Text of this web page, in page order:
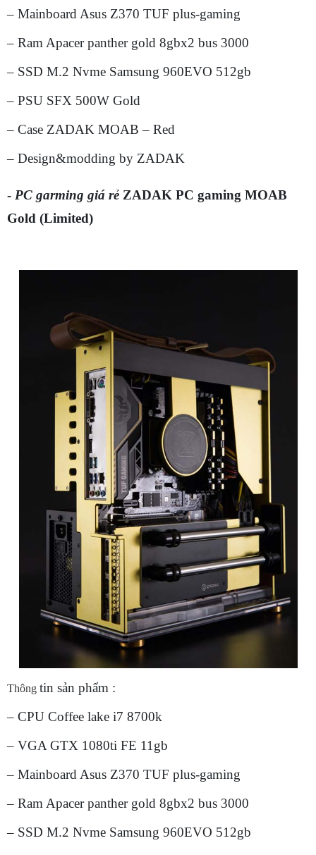
– Mainboard Asus Z370 TUF plus-gaming
– Ram Apacer panther gold 8gbx2 bus 3000
– SSD M.2 Nvme Samsung 960EVO 512gb
– PSU SFX 500W Gold
– Case ZADAK MOAB – Red
– Design&modding by ZADAK
- PC garming giá rẻ ZADAK PC gaming MOAB
Gold (Limited)
Thông tin sản phẩm :
– CPU Coffee lake i7 8700k
– VGA GTX 1080ti FE 11gb
– Mainboard Asus Z370 TUF plus-gaming
– Ram Apacer panther gold 8gbx2 bus 3000
– SSD M.2 Nvme Samsung 960EVO 512gb